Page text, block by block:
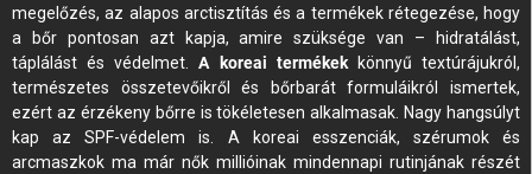
megelőzés, az alapos arctisztítás és a termékek rétegezése, hogy
a bőr pontosan azt kapja, amire szüksége van – hidratálást,
táplálást és védelmet.A koreai termékekkönnyű textúrájukról,
természetes összetevőikről és bőrbarát formuláikról ismertek,
ezért az érzékeny bőrre is tökéletesen alkalmasak. Nagy hangsúlyt
kap az SPF-védelem is. A koreai esszenciák, szérumok és
arcmaszkok ma már nők millióinak mindennapi rutinjának részét